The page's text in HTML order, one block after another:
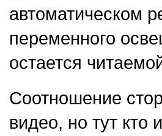
автоматическом
переменного
остается
Соотношение
видео, но тут